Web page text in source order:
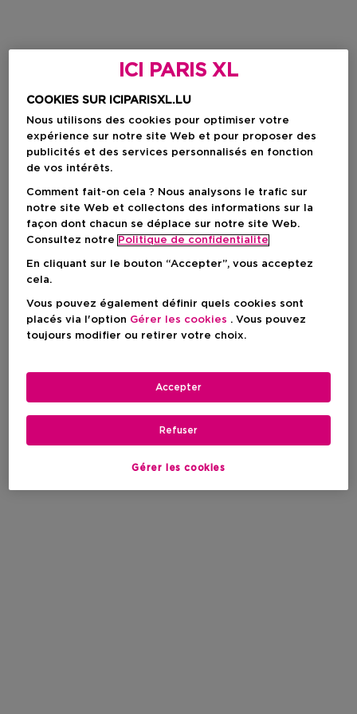
ICI PARIS XL
COOKIES SUR ICIPARISXL.LU
Nous utilisons des cookies pour optimiser votre
expérience sur notre site Web et pour proposer des
publicités et des services personnalisés en fonction
de vos intérêts.
Comment fait-on cela ? Nous analysons le trafic sur
notre site Web et collectons des informations sur la
façon dont chacun se déplace sur notre site Web.
Consultez notre Politique de confidentialite
En cliquant sur le bouton “Accepter”, vous acceptez
cela.
Vous pouvez également définir quels cookies sont
placés via l'option Gérer les cookies . Vous pouvez
toujours modifier ou retirer votre choix.
Gérer les cookies
Refuser
Accepter